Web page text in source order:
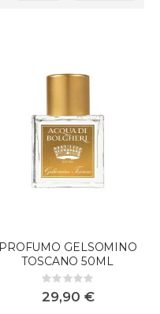
PROFUMO GELSOMINO
TOSCANO 50ML
Rating:
0%
29,90 €